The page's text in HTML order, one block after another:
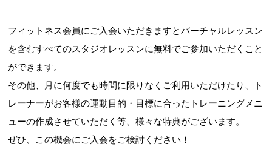
フィットネス会員にご入会いただきますとバーチャルレッスン
を含むすべてのスタジオレッスンに無料でご参加いただくこと
ができます。
その他、月に何度でも時間に限りなくご利用いただけたり、ト
レーナーがお客様の運動目的・目標に合ったトレーニングメニ
ューの作成させていただく等、様々な特典がございます。
ぜひ、この機会にご入会をご検討ください！